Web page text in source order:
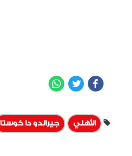
Facebook
Twitter
الأهلي جيرالدو دا كوستا